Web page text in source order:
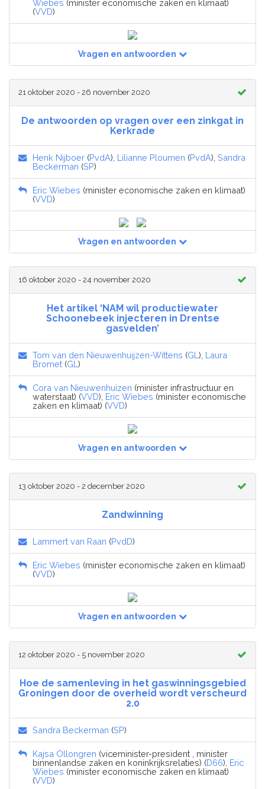
Wiebes (minister economische zaken en klimaat)
(VVD)
Vragen en antwoorden
21 oktober 2020 - 26 november 2020
De antwoorden op vragen over een zinkgat in
Kerkrade
Henk Nijboer (PvdA), Lilianne Ploumen (PvdA), Sandra
Beckerman (SP)
Eric Wiebes (minister economische zaken en klimaat)
(VVD)
Vragen en antwoorden
16 oktober 2020 - 24 november 2020
Het artikel ‘NAM wil productiewater
Schoonebeek injecteren in Drentse
gasvelden’
Tom van den Nieuwenhuijzen-Wittens (GL ), Laura
Bromet (GL )
Cora van Nieuwenhuizen (minister infrastructuur en
waterstaat) (VVD), Eric Wiebes (minister economische
zaken en klimaat) (VVD)
Vragen en antwoorden
13 oktober 2020 - 2 december 2020
Zandwinning
Lammert van Raan (PvdD)
Eric Wiebes (minister economische zaken en klimaat)
(VVD)
Vragen en antwoorden
12 oktober 2020 - 5 november 2020
Hoe de samenleving in het gaswinningsgebied
Groningen door de overheid wordt verscheurd
2.0
Sandra Beckerman (SP)
Kajsa Ollongren (viceminister-president , minister
binnenlandse zaken en koninkrijksrelaties) (D66), Eric
Wiebes (minister economische zaken en klimaat)
(VVD)